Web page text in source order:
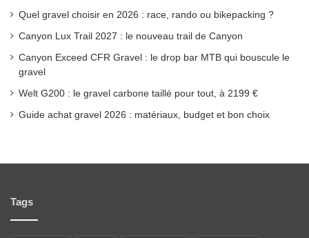
m
Quel gravel choisir en 2026 : race, rando ou bikepacking ?
Canyon Lux Trail 2027 : le nouveau trail de Canyon
Canyon Exceed CFR Gravel : le drop bar MTB qui bouscule le
gravel
Welt G200 : le gravel carbone taillé pour tout, à 2199 €
Guide achat gravel 2026 : matériaux, budget et bon choix
Tags